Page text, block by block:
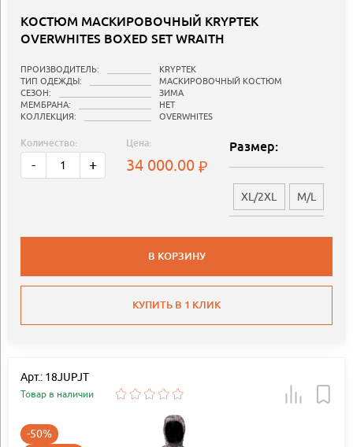
КОСТЮМ МАСКИРОВОЧНЫЙ KRYPTEK
OVERWHITES BOXED SET WRAITH
ПРОИЗВОДИТЕЛЬ:
KRYPTEK
ТИП ОДЕЖДЫ:
МАСКИРОВОЧНЫЙ КОСТЮМ
СЕЗОН:
ЗИМА
МЕМБРАНА:
НЕТ
КОЛЛЕКЦИЯ:
OVERWHITES
Количество:
- +
Цена:
34 000.00
Размер:
XL/2XL M/L
В КОРЗИНУ
КУПИТЬ В 1 КЛИК
Арт.: 18JUPJT
Товар в наличии
-50%